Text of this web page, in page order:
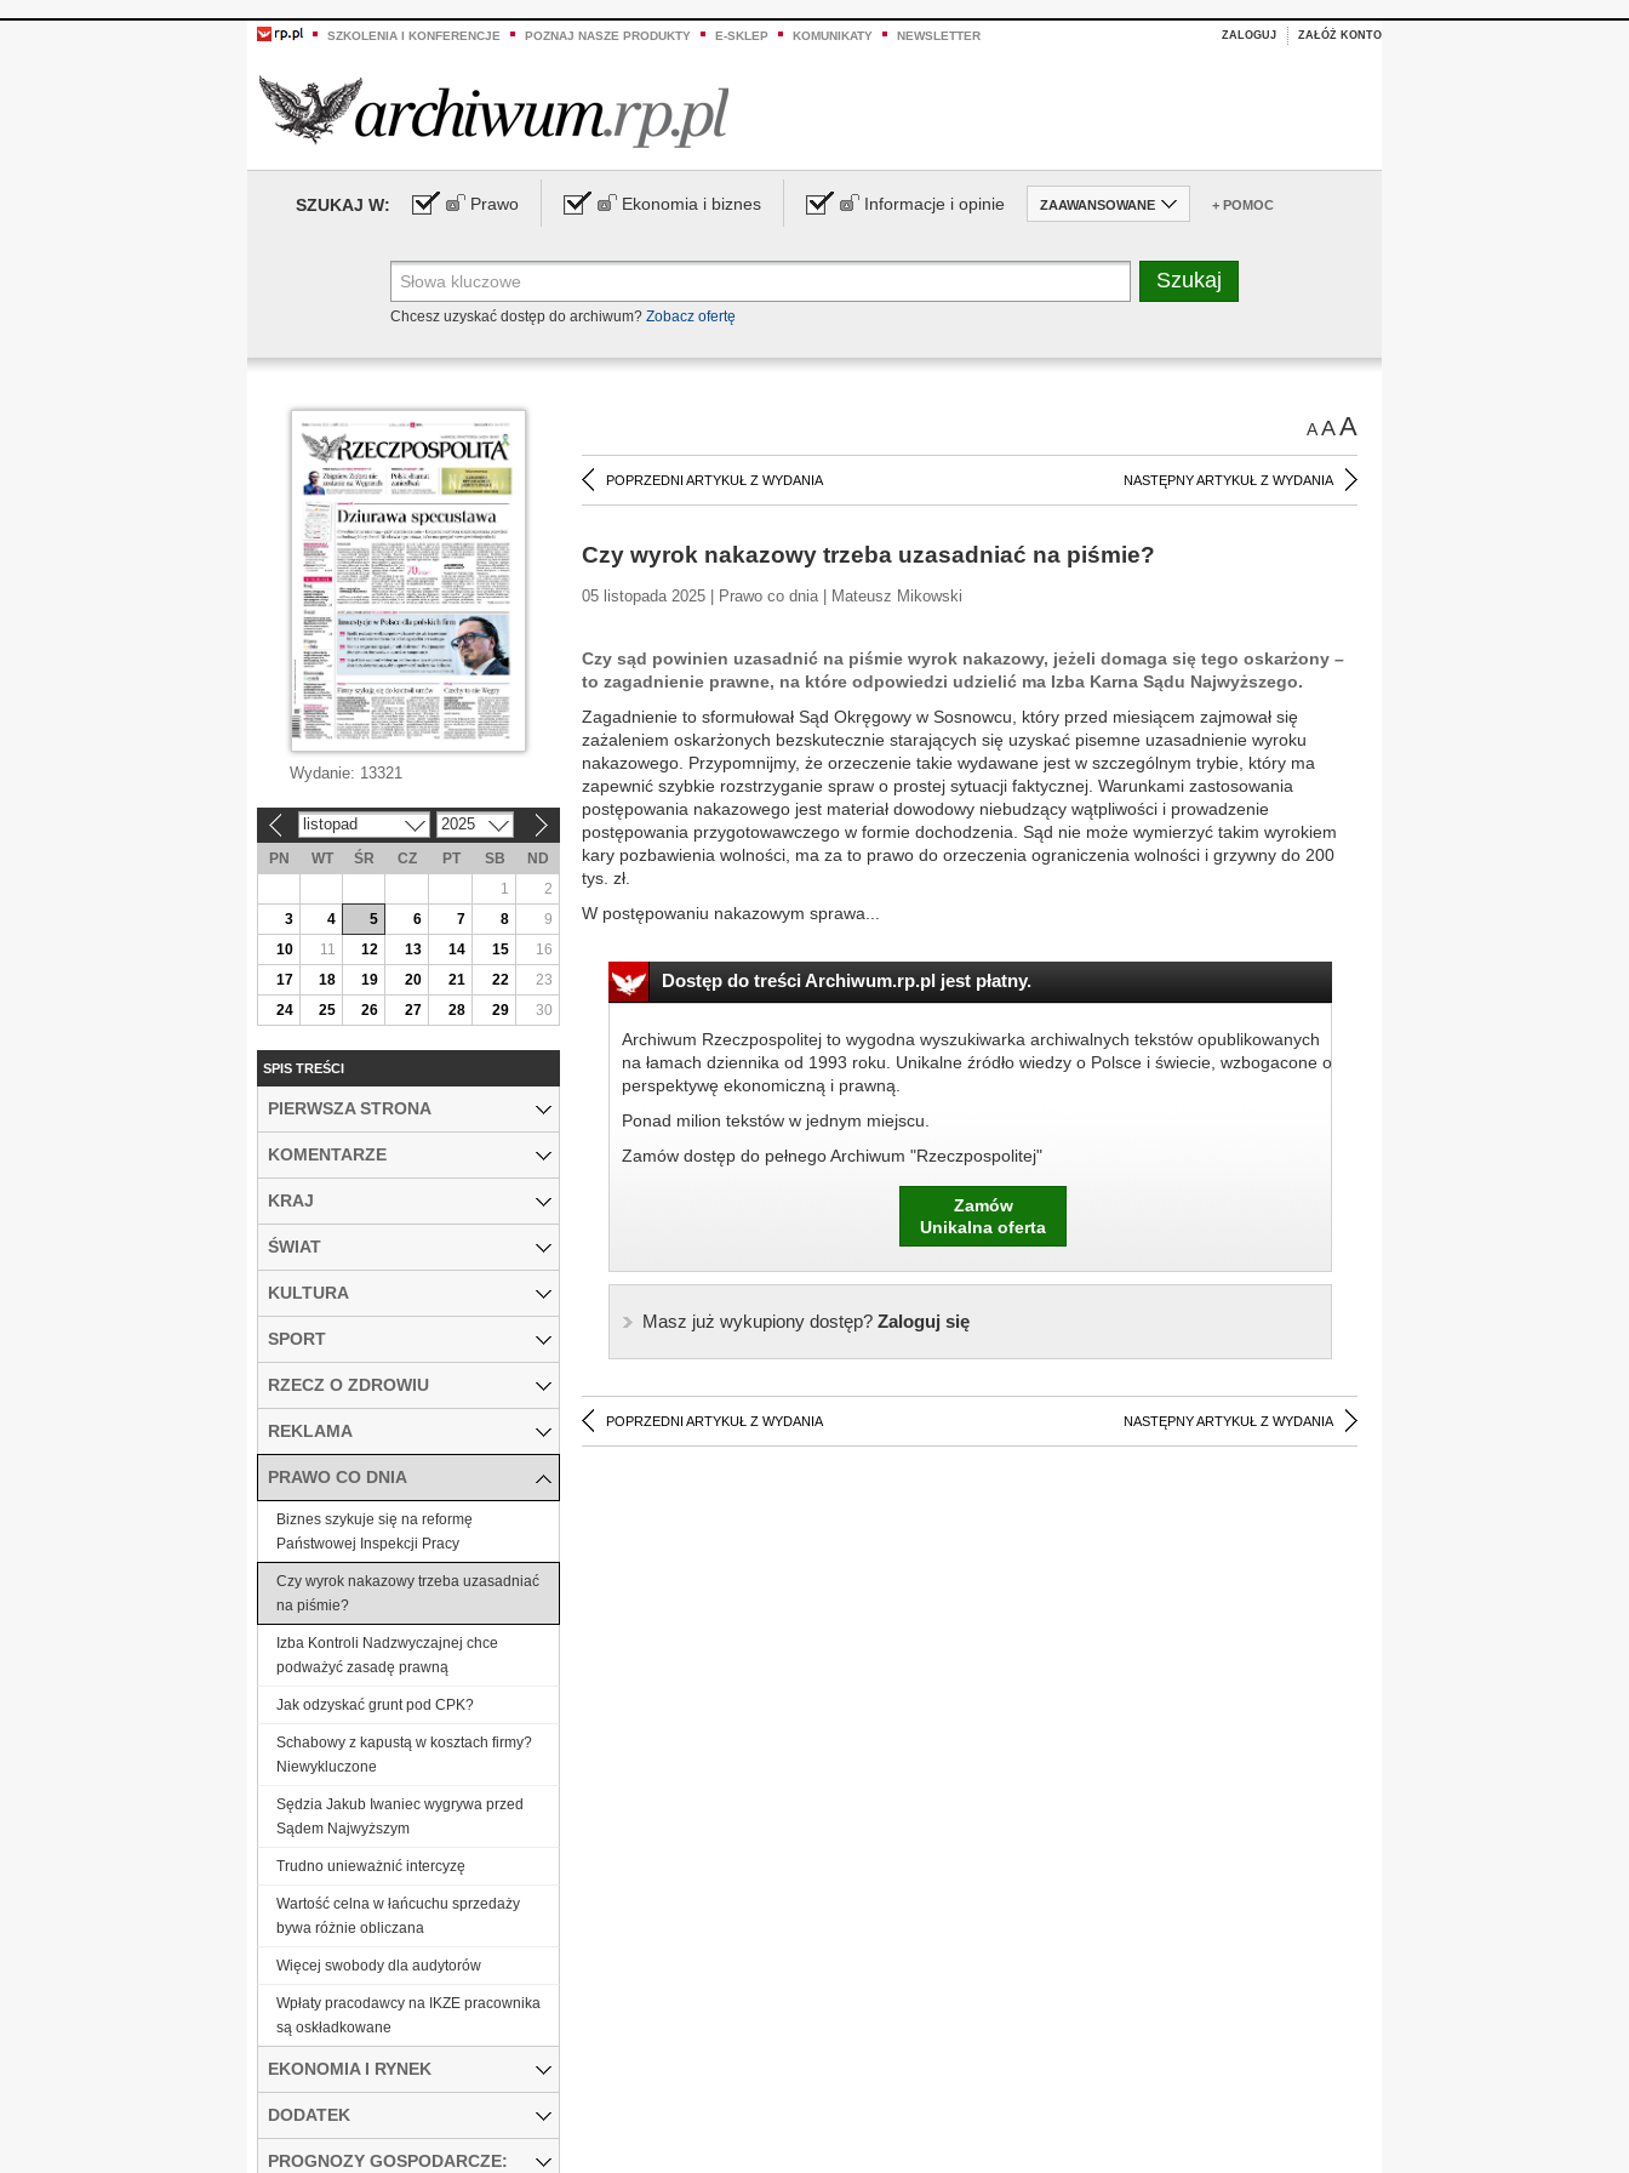
SZKOLENIA I KONFERENCJE POZNAJ NASZE PRODUKTY E-SKLEP KOMUNIKATY NEWSLETTER ZALOGUJ ZAŁÓŻ KONTO
SZUKAJ W: Prawo Ekonomia i biznes Informacje i opinie ZAAWANSOWANE + POMOC
Chcesz uzyskać dostęp do archiwum? Zobacz ofertę
AAA
POPRZEDNI ARTYKUŁ Z WYDANIA NASTĘPNY ARTYKUŁ Z WYDANIA
Czy wyrok nakazowy trzeba uzasadniać na piśmie?
05 listopada 2025 | Prawo co dnia | Mateusz Mikowski
Czy sąd powinien uzasadnić na piśmie wyrok nakazowy, jeżeli domaga się tego oskarżony –
to zagadnienie prawne, na które odpowiedzi udzielić ma Izba Karna Sądu Najwyższego.
Zagadnienie to sformułował Sąd Okręgowy w Sosnowcu, który przed miesiącem zajmował się
zażaleniem oskarżonych bezskutecznie starających się uzyskać pisemne uzasadnienie wyroku
nakazowego. Przypomnijmy, że orzeczenie takie wydawane jest w szczególnym trybie, który ma
zapewnić szybkie rozstrzyganie spraw o prostej sytuacji faktycznej. Warunkami zastosowania
postępowania nakazowego jest materiał dowodowy niebudzący wątpliwości i prowadzenie
postępowania przygotowawczego w formie dochodzenia. Sąd nie może wymierzyć takim wyrokiem
kary pozbawienia wolności, ma za to prawo do orzeczenia ograniczenia wolności i grzywny do 200
tys. zł.
W postępowaniu nakazowym sprawa...
Dostęp do treści Archiwum.rp.pl jest płatny.
Archiwum Rzeczpospolitej to wygodna wyszukiwarka archiwalnych tekstów opublikowanych
na łamach dziennika od 1993 roku. Unikalne źródło wiedzy o Polsce i świecie, wzbogacone o
perspektywę ekonomiczną i prawną.
Ponad milion tekstów w jednym miejscu.
Zamów dostęp do pełnego Archiwum "Rzeczpospolitej"
Zamów
Unikalna oferta
Masz już wykupiony dostęp?Zaloguj się
POPRZEDNI ARTYKUŁ Z WYDANIA NASTĘPNY ARTYKUŁ Z WYDANIA
Wydanie: 13321
listopad 2025
PN WT ŚR CZ PT SB
ND
1
2
3
4 5 6 7 8
9
10
11 12 13 14 15
16
17
18 19 20 21 22
23
24
25 26 27 28 29 30
SPIS TREŚCI
PIERWSZA STRONA
KOMENTARZE
KRAJ
ŚWIAT
KULTURA
SPORT
RZECZ O ZDROWIU
REKLAMA
PRAWO CO DNIA
Biznes szykuje się na reformę
Państwowej Inspekcji Pracy
Czy wyrok nakazowy trzeba uzasadniać
na piśmie?
Izba Kontroli Nadzwyczajnej chce
podważyć zasadę prawną
Jak odzyskać grunt pod CPK?
Schabowy z kapustą w kosztach firmy?
Niewykluczone
Sędzia Jakub Iwaniec wygrywa przed
Sądem Najwyższym
Trudno unieważnić intercyzę
Wartość celna w łańcuchu sprzedaży
bywa różnie obliczana
Więcej swobody dla audytorów
Wpłaty pracodawcy na IKZE pracownika
są oskładkowane
EKONOMIA I RYNEK
DODATEK
PROGNOZY GOSPODARCZE: